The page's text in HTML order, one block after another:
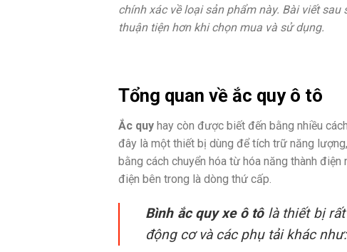
chính xác về loại sản phẩm này. Bài viết
thuận tiện hơn khi chọn mua và sử dụng.
Tổng quan về ắc quy ô tô
Ắc quy hay còn được biết đến bằng nhiều
đây là một thiết bị dùng để tích trữ năng
bằng cách chuyển hóa từ hóa năng thành
điện bên trong là dòng thứ cấp.
Bình ắc quy xe ô tôlà thiết bị rất
động cơ và các phụ tải khác